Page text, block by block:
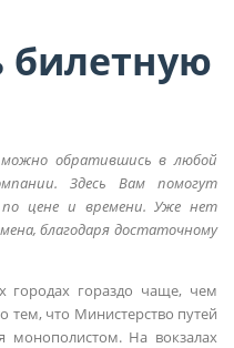
билетную
обратившись в любой
Здесь Вам помогут
цене и времени. Уже нет
благодаря достаточному
городах гораздо чаще, чем
тем, что Министерство путей
монополистом. На вокзалах